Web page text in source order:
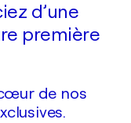
d’une
première
de nos